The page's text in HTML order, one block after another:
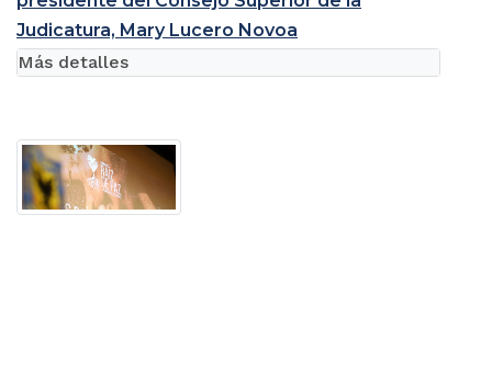
Judicatura, Mary Lucero Novoa
Más detalles